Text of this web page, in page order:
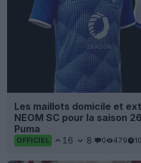
Les maillots domicile et
NEOM SC pour la saison
Puma
OFFICIEL 16 8 0 479